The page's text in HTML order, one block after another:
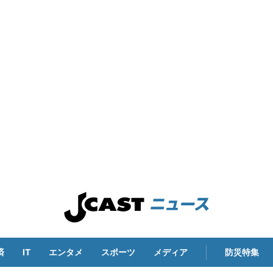
IT エンタメ スポーツ メディア 防災特集